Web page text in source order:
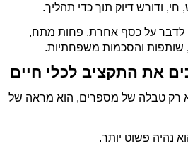
ודורש דיוק תוך כדי תהליך.
לדבר על כסף אחרת. פחות מתח,
שותפות והסכמות משפחתיות.
את התקציב לכלי חיים
רק טבלה של מספרים, הוא מראה של
נהיה פשוט יותר.